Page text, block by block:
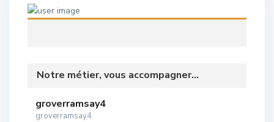
Notre métier, vous accompagner...
groverramsay4
groverramsay4